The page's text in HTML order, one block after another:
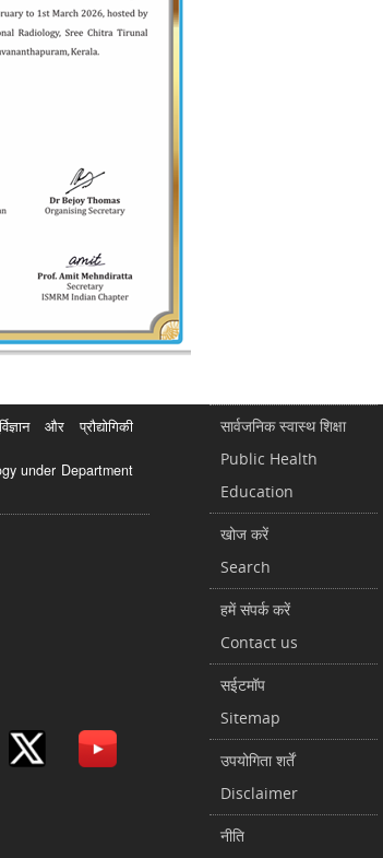
और प्रौद्योगिकी
under Department
सार्वजनिक स्वास्थ शिक्षा
Public Health
Education
खोज करें
Search
हमें संपर्क करें
Contact us
सईटमॉप
Sitemap
उपयोगिता शर्तें
Disclaimer
नीति